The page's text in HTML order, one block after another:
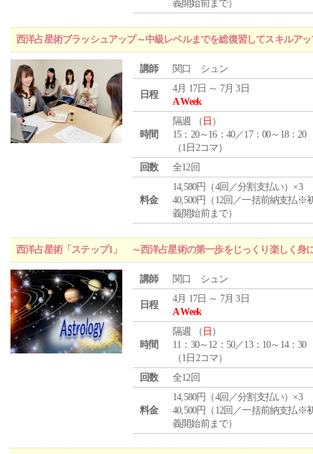
義開始前まで）
西洋占星術ブラッシュアップ～中級レベルまでを総復習してスキルア
講師 関口 シュン
日程
4月 17日 ～ 7月 3日
A Week
時間
隔週 （ 日 ）
15：20～16：40／17：00～18：20
（1日2コマ）
回数
全12回
料金
14,580円（4回／分割支払い）×3
40,500円（12回／一括前納支払※
義開始前まで）
西洋占星術「ステップ1」 ～西洋占星術の第一歩をじっくり楽しく身
講師 関口 シュン
日程
4月 17日 ～ 7月 3日
A Week
時間
隔週 （ 日 ）
11：30～12：50／13：10～14：30
（1日2コマ）
回数
全12回
料金
14,580円（4回／分割支払い）×3
40,500円（12回／一括前納支払※
義開始前まで）